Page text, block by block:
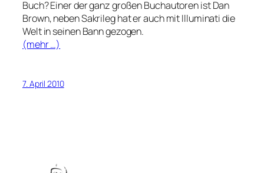
Buch? Einer der ganz großen Buchautoren ist Dan
Brown, neben Sakrileg hat er auch mit Illuminati die
Welt in seinen Bann gezogen.
(mehr …)
7. April 2010